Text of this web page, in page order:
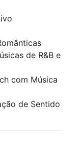
de R&B e
com Música
de Sentido